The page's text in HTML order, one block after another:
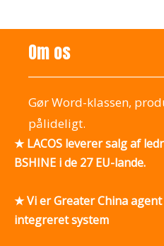
Om os
Gør Word-klassen,
pålideligt.
★ LACOS leverer salg af
BSHINE i de 27 EU-lande.
★ Vi er Greater China agent
integreret system